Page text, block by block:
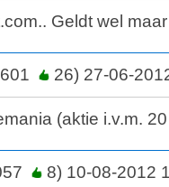
Geldt wel
26) 27-06-
(aktie i.v.m.
8) 10-08-2012